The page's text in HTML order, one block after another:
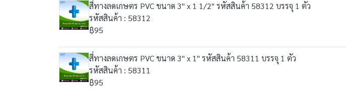
สี่ทางลดเกษตร PVC ขนาด 3" x 1 1/2" รหัสสินค้า 58312 บรรจุ 1 ตัว
รหัสสินค้า : 58312
฿95
สี่ทางลดเกษตร PVC ขนาด 3" x 1" รหัสสินค้า 58311 บรรจุ 1 ตัว
รหัสสินค้า : 58311
฿95